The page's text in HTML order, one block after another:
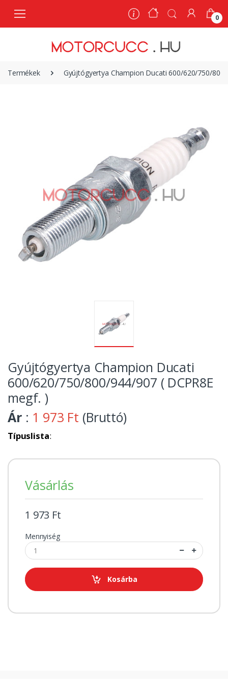
0
Termékek Gyújtógyertya Champion Ducati 600/620/750/800/
Gyújtógyertya Champion Ducati
600/620/750/800/944/907 ( DCPR8E
megf. )
Ár : 1 973 Ft (Bruttó)
Típuslista:
Vásárlás
1 973 Ft
Mennyiség
Kosárba
0